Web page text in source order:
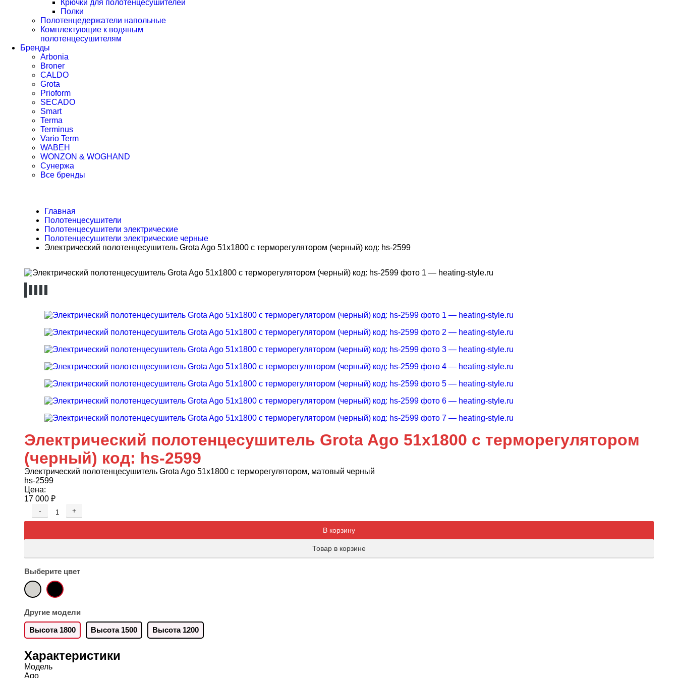
Крючки для полотенцесушителей
Полки
Полотенцедержатели напольные
Комплектующие к водяным
полотенцесушителям
Бренды
Arbonia
Broner
CALDO
Grota
Prioform
SECADO
Smart
Terma
Terminus
Vario Term
WABEH
WONZON & WOGHAND
Сунержа
Все бренды
Главная
Полотенцесушители
Полотенцесушители электрические
Полотенцесушители электрические черные
Электрический полотенцесушитель Grota Ago 51x1800 с терморегулятором (черный) код: hs-2599
Электрический полотенцесушитель Grota Ago 51x1800 с терморегулятором
(черный) код: hs-2599
Электрический полотенцесушитель Grota Ago 51x1800 с терморегулятором, матовый черный
hs-2599
Цена:
17 000 ₽
- +
В корзину
Товар в корзине
Выберите цвет
Другие модели
Высота 1800 Высота 1500 Высота 1200
Характеристики
Модель
Ago